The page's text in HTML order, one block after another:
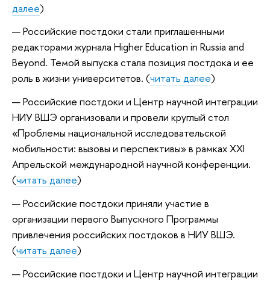
далее)
Российские постдоки стали приглашенными
редакторами журнала Higher Education in Russia and
Beyond. Темой выпуска стала позиция постдока и ее
роль в жизни университетов. (читать далее)
Российские постдоки и Центр научной интеграции
НИУ ВШЭ организовали и провели круглый стол
«Проблемы национальной исследовательской
мобильности: вызовы и перспективы» в рамках XXI
Апрельской международной научной конференции.
(читать далее)
Российские постдоки приняли участие в
организации первого Выпускного Программы
привлечения российских постдоков в НИУ ВШЭ.
(читать далее)
Российские постдоки и Центр научной интеграции